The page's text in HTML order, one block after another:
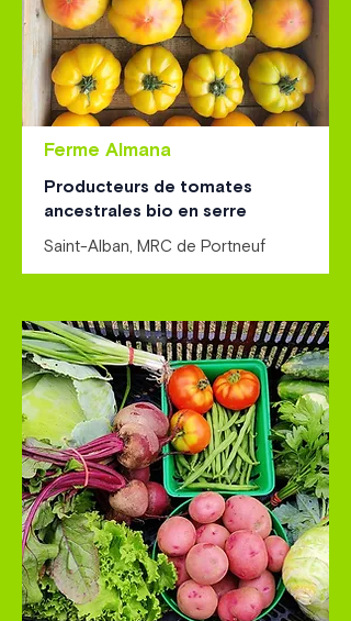
Ferme Almana
Producteurs de tomates
ancestrales bio en serre
Saint-Alban, MRC de Portneuf